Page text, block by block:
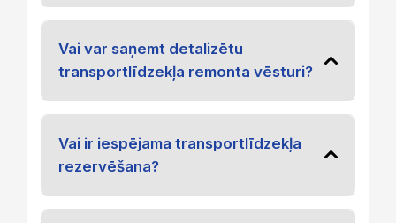
Vai var saņemt detalizētu
transportlīdzekļa remonta vēsturi?
Vai ir iespējama transportlīdzekļa
rezervēšana?